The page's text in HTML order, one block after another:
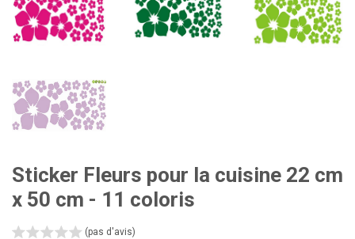
Sticker Fleurs pour la cuisine 22 cm
x 50 cm - 11 coloris
(pas d'avis)